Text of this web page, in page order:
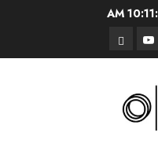
YouTube
Threads